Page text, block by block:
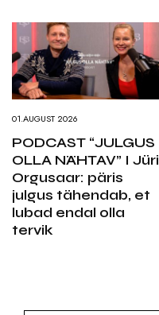
01.AUGUST 2026
PODCAST “JULGUS
OLLA NÄHTAV” I Jüri
Orgusaar: päris
julgus tähendab, et
lubad endal olla
tervik